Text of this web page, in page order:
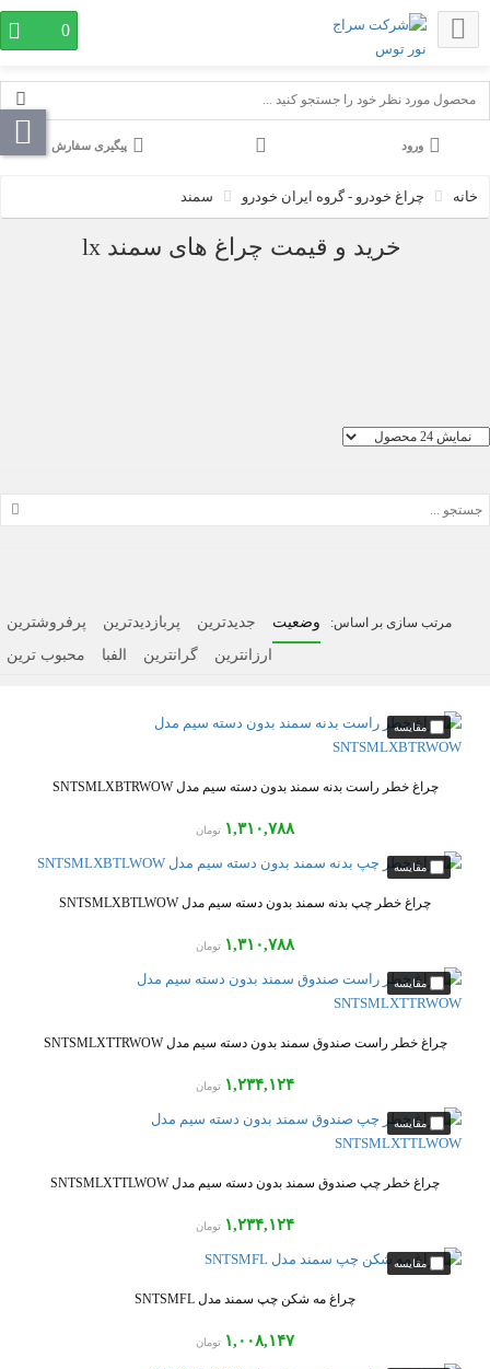
0
پیگیری سفارش
چراغ خودرو - گروه ایران خودرو سمند
خرید و قیمت چراغ های سمند lx
وضعیت جدیدترین پربازدیدترین
پرفروشترین
ارزانترین
گرانترین الفبا محبوب ترین
چراغ خطر راست بدنه سمند بدون دسته سیم مدل SNTSMLXBTRWOW
۱,۳۱۰,۷۸۸ تومان
چراغ خطر چپ بدنه سمند بدون دسته سیم مدل SNTSMLXBTLWOW
۱,۳۱۰,۷۸۸ تومان
چراغ خطر راست صندوق سمند بدون دسته سیم مدل SNTSMLXTTRWOW
۱,۲۳۴,۱۲۴ تومان
چراغ خطر چپ صندوق سمند بدون دسته سیم مدل SNTSMLXTTLWOW
۱,۲۳۴,۱۲۴ تومان
چراغ مه شکن چپ سمند مدل SNTSMFL
۱,۰۰۸,۱۴۷ تومان